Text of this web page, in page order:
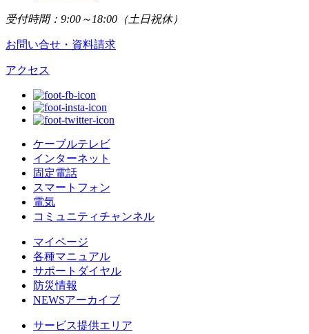
受付時間：9:00～18:00（土日祝休）
お問い合せ・資料請求
アクセス
ケーブルテレビ
インターネット
固定電話
スマートフォン
電気
コミュニティチャンネル
マイページ
各種マニュアル
サポートダイヤル
防災情報
NEWSアーカイブ
サービス提供エリア